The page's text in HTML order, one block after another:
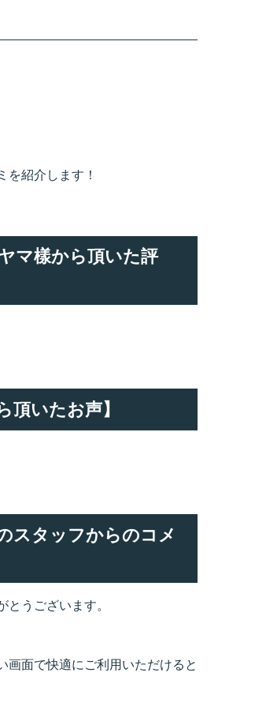
を紹介します！
マ樣から頂いた評
頂いたお声】
スタッフからのコメ
うございます。
画面で快適にご利用いただけると